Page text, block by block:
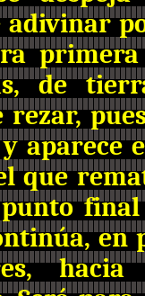
adivinar
de
rezar,
y aparece
que
en